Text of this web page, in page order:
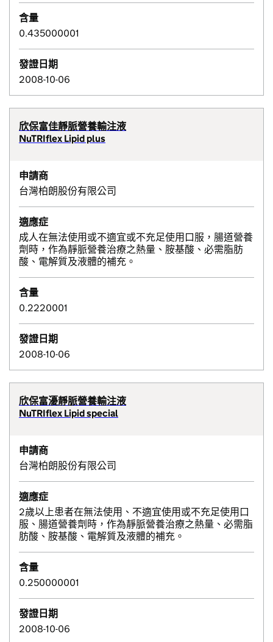
含量
0.435000001
發證日期
2008-10-06
欣保富佳靜脈營養輸注液
NuTRIflex Lipid plus
申請商
台灣柏朗股份有限公司
適應症
成人在無法使用或不適宜或不充足使用口服，腸道營養
劑時，作為靜脈營養治療之熱量、胺基酸、必需脂肪
酸、電解質及液體的補充。
含量
0.2220001
發證日期
2008-10-06
欣保富瀀靜脈營養輸注液
NuTRIflex Lipid special
申請商
台灣柏朗股份有限公司
適應症
2歲以上患者在無法使用、不適宜使用或不充足使用口
服、腸道營養劑時，作為靜脈營養治療之熱量、必需脂
肪酸、胺基酸、電解質及液體的補充。
含量
0.250000001
發證日期
2008-10-06